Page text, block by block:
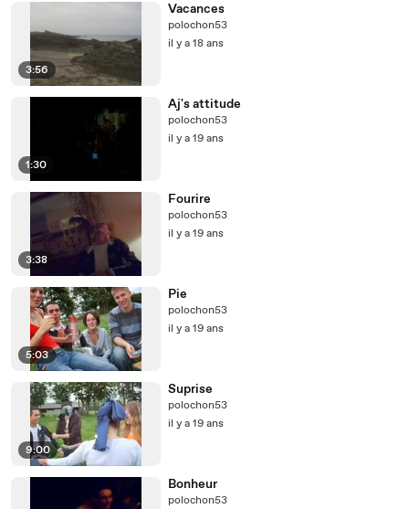
3:56
Vacances
polochon53
il y a 18 ans
1:30
Aj's attitude
polochon53
il y a 19 ans
3:38
Fourire
polochon53
il y a 19 ans
5:03
Pie
polochon53
il y a 19 ans
9:00
Suprise
polochon53
il y a 19 ans
Bonheur
polochon53